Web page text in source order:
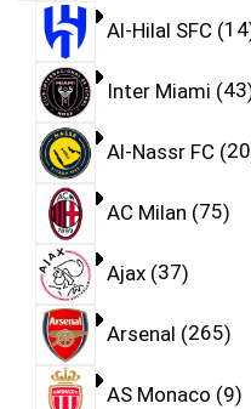
Al-Hilal SFC 14
Inter Miami 43
Al-Nassr FC 20
AC Milan 75
Ajax 37
Arsenal 265
AS Monaco 9